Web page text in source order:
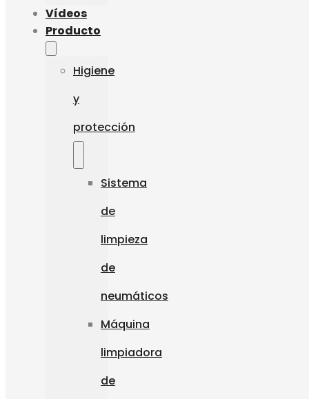
Vídeos
Producto
Higiene
y
protección
Sistema
de
limpieza
de
neumáticos
Máquina
limpiadora
de